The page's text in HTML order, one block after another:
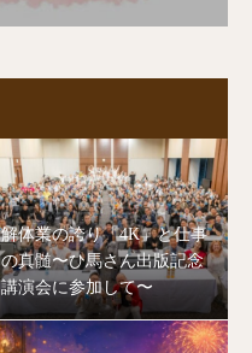
解体業の誇り「4K」と仕事
の真髄〜ひ馬さん出版記念
講演会に参加して〜